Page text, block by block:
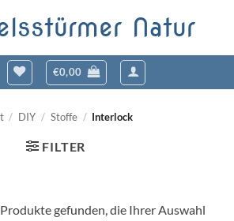
Natur
€0,00
/ DIY / Stoffe / Interlock
FILTER
gefunden, die Ihrer Auswahl